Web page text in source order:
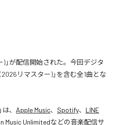
」が配信開始された。今回デジタ
リマスター)」を含む全1曲とな
」は、 Apple Music、 Spotify、 LINE
Music Unlimitedなどの音楽配信サ